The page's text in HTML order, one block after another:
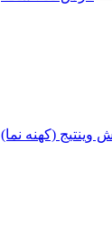
وینتیج (کهنه نما)